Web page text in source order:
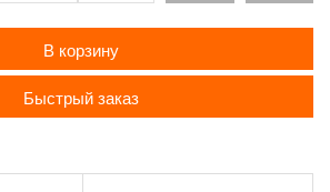
В корзину
Быстрый заказ